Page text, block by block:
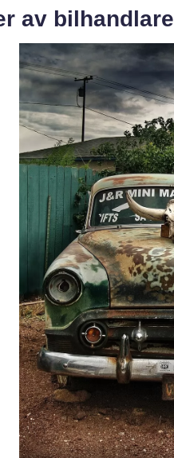
av bilhandlare